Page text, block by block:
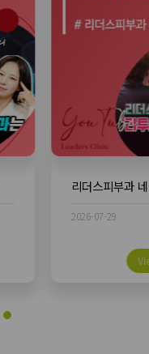
2026-07-29